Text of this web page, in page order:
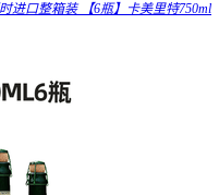
进口整箱装 【6瓶】卡美里特750ml